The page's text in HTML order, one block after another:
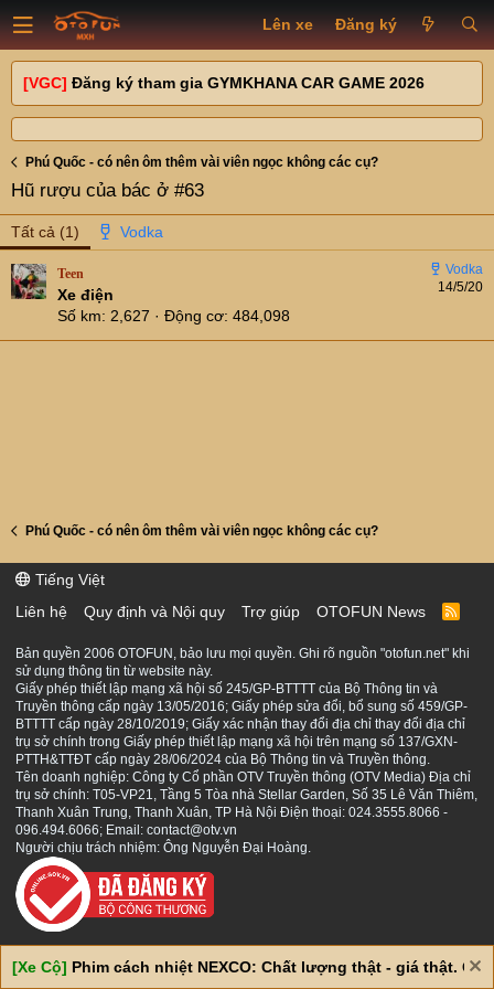
Lên xe Đăng ký
[VGC] Đăng ký tham gia GYMKHANA CAR GAME 2026
Phú Quốc - có nên ôm thêm vài viên ngọc không các cụ?
Hũ rượu của bác ở #63
Tất cả (1)
14/5/20
Teen
Xe điện
Số km 2,627 Động cơ 484,098
Phú Quốc - có nên ôm thêm vài viên ngọc không các cụ?
Tiếng Việt
Liên hệ
Quy định và Nội quy Trợ giúp OTOFUN News
R
S
Bản quyền 2006 OTOFUN, bảo lưu mọi quyền. Ghi rõ nguồn "otofun.net" khi
sử dụng thông tin từ website này.
Giấy phép thiết lập mạng xã hội số 245/GP-BTTTT của Bộ Thông tin và
Truyền thông cấp ngày 13/05/2016; Giấy phép sửa đổi, bổ sung số 459/GP-
BTTTT cấp ngày 28/10/2019; Giấy xác nhận thay đổi địa chỉ thay đổi địa chỉ
trụ sở chính trong Giấy phép thiết lập mạng xã hội trên mạng số 137/GXN-
PTTH&TTĐT cấp ngày 28/06/2024 của Bộ Thông tin và Truyền thông.
Tên doanh nghiệp: Công ty Cổ phần OTV Truyền thông (OTV Media) Địa chỉ
trụ sở chính: T05-VP21, Tầng 5 Tòa nhà Stellar Garden, Số 35 Lê Văn Thiêm,
Thanh Xuân Trung, Thanh Xuân, TP Hà Nội Điện thoại: 024.3555.8066 -
096.494.6066; Email: contact@otv.vn
Người chịu trách nhiệm: Ông Nguyễn Đại Hoàng.
[Xe Cộ] Phim cách nhiệt NEXCO: Chất lượng thật - giá thật. Giá